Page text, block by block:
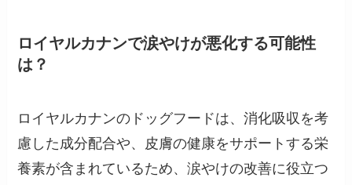
ロイヤルカナンで涙やけが悪化する可能性
は？
ロイヤルカナンのドッグフードは、消化吸収を考
慮した成分配合や、皮膚の健康をサポートする栄
養素が含まれているため、涙やけの改善に役立つ